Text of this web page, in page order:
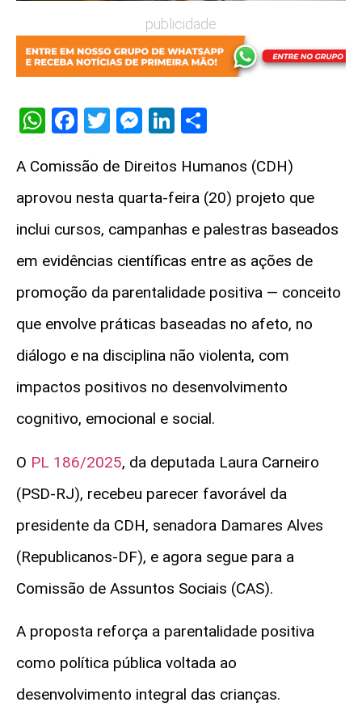
publicidade
WhatsApp
Facebook
Twitter
Messenger
LinkedIn
A Comissão de Direitos Humanos (CDH)
aprovou nesta quarta-feira (20) projeto que
inclui cursos, campanhas e palestras baseados
em evidências científicas entre as ações de
promoção da parentalidade positiva — conceito
que envolve práticas baseadas no afeto, no
diálogo e na disciplina não violenta, com
impactos positivos no desenvolvimento
cognitivo, emocional e social.
O PL 186/2025, da deputada Laura Carneiro
(PSD-RJ), recebeu parecer favorável da
presidente da CDH, senadora Damares Alves
(Republicanos-DF), e agora segue para a
Comissão de Assuntos Sociais (CAS).
A proposta reforça a parentalidade positiva
como política pública voltada ao
desenvolvimento integral das crianças.